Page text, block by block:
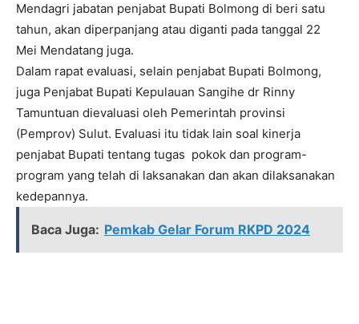
Mendagri jabatan penjabat Bupati Bolmong di beri satu
tahun, akan diperpanjang atau diganti pada tanggal 22
Mei Mendatang juga.
Dalam rapat evaluasi, selain penjabat Bupati Bolmong,
juga Penjabat Bupati Kepulauan Sangihe dr Rinny
Tamuntuan dievaluasi oleh Pemerintah provinsi
(Pemprov) Sulut. Evaluasi itu tidak lain soal kinerja
penjabat Bupati tentang tugas pokok dan program-
program yang telah di laksanakan dan akan dilaksanakan
kedepannya.
Baca Juga: Pemkab Gelar Forum RKPD 2024